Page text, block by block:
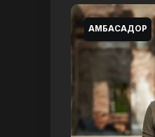
АМБАСАДОР